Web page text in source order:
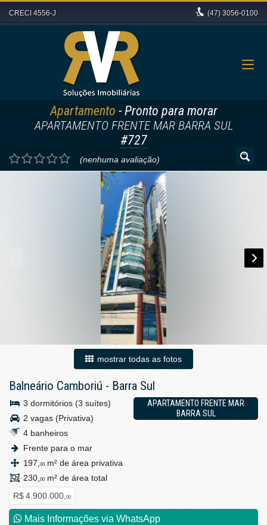
CRECI 4556-J (47) 3056-0100
Apartamento - Pronto para morar
APARTAMENTO FRENTE MAR BARRA SUL
#727
(nenhuma avaliação)
mostrar todas as fotos
Balneário Camboriú - Barra Sul
APARTAMENTO FRENTE MAR
BARRA SUL
3 dormitórios (3 suítes)
2 vagas (Privativa)
4 banheiros
Frente para o mar
197, 00m² de área privativa
230, 00m² de área total
R$ 4.900.000, 00
Mais Informações via WhatsApp